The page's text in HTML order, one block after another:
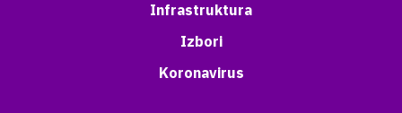
Infrastruktura
Izbori
Koronavirus